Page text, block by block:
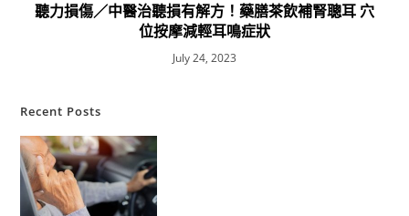
聽力損傷／中醫治聽損有解方！藥膳茶飲補腎聰耳 穴
位按摩減輕耳鳴症狀
July 24, 2023
Recent Posts